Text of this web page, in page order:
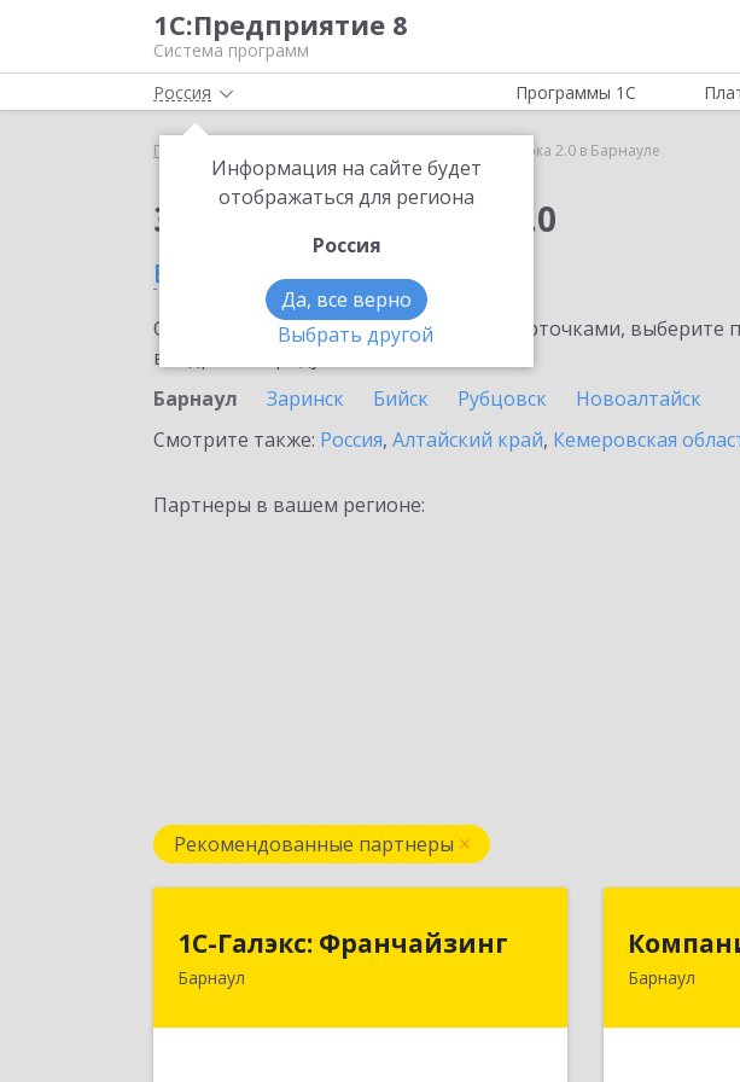
1С:Предприятие 8
Система программ
Россия
Информация на сайте будет
отображаться для региона
Россия
Да, все верно
Выбрать другой
Программы 1С
Главная 1С:Сверка 2.0 в Барнауле
Заказать 1С:Сверка 2.0
в Барнауле
Ознакомьтесь с информационными карточками, выберите
внедрение продукта.
Барнаул
Заринск Бийск Рубцовск
Новоалтайск
Смотрите также: Россия, Алтайский край, Кемеровская
Партнеры в вашем регионе:
Рекомендованные партнеры
1С-Галэкс: Франчайзинг
Барнаул
1С-Галэкс: Франчайзинг
656015, Алтайский край, Барнаул г,
Барнаул656038,